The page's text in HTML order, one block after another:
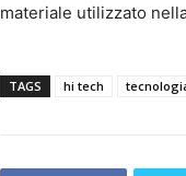
materiale utilizzato
TAGS hi tech